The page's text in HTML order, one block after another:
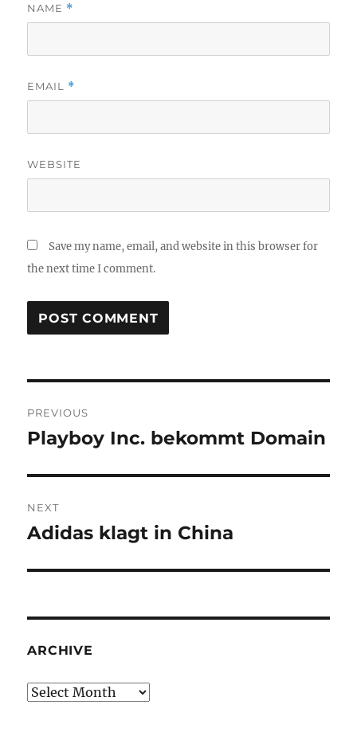
NAME *
EMAIL *
WEBSITE
Save my name, email, and website in this browser for
the next time I comment.
navigation
PREVIOUS
Previous
Playboy Inc. bekommt Domain
NEXT
Next
Adidas klagt in China
ARCHIVE
Archive